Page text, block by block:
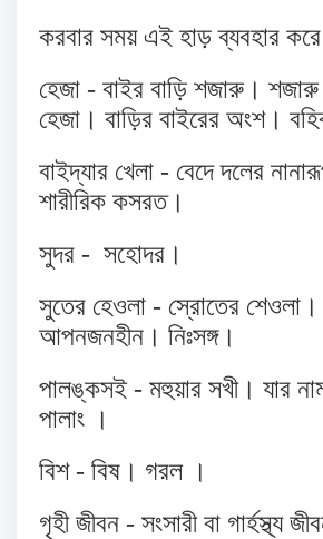
করবার সময় এই হাড় ব্যবহার
হেজা - বাইর বাড়ি শজারু।
হেজা। বাড়ির বাইরের অংশ।
বাইদ্যার খেলা - বেদে দলের
শারীরিক কসরত।
সুদর - সহোদর।
সুতের হেওলা - স্রোতের শেওলা।
আপনজনহীন। নিঃসঙ্গ।
পালঙ্কসই - মহুয়ার সখী। যার
পালাং ।
বিশ - বিষ। গরল ।
গৃহী জীবন - সংসারী বা গার্হস্থ্য